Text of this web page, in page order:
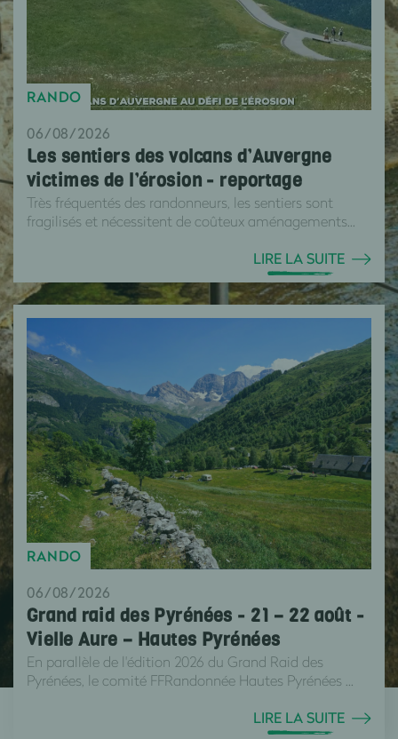
RANDO
06/08/2026
Les sentiers des volcans d’Auvergne
victimes de l’érosion - reportage
Très fréquentés des randonneurs, les sentiers sont
fragilisés et nécessitent de coûteux aménagements...
LIRE LA SUITE
RANDO
06/08/2026
Grand raid des Pyrénées - 21 – 22 août -
Vielle Aure – Hautes Pyrénées
En parallèle de l'édition 2026 du Grand Raid des
Pyrénées, le comité FFRandonnée Hautes Pyrénées ...
LIRE LA SUITE